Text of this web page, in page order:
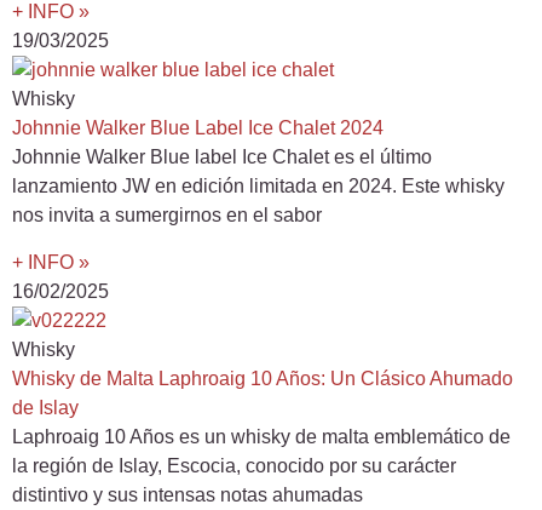
+ INFO »
19/03/2025
Whisky
Johnnie Walker Blue Label Ice Chalet 2024
Johnnie Walker Blue label Ice Chalet es el último
lanzamiento JW en edición limitada en 2024. Este whisky
nos invita a sumergirnos en el sabor
+ INFO »
16/02/2025
Whisky
Whisky de Malta Laphroaig 10 Años: Un Clásico Ahumado
de Islay
Laphroaig 10 Años es un whisky de malta emblemático de
la región de Islay, Escocia, conocido por su carácter
distintivo y sus intensas notas ahumadas